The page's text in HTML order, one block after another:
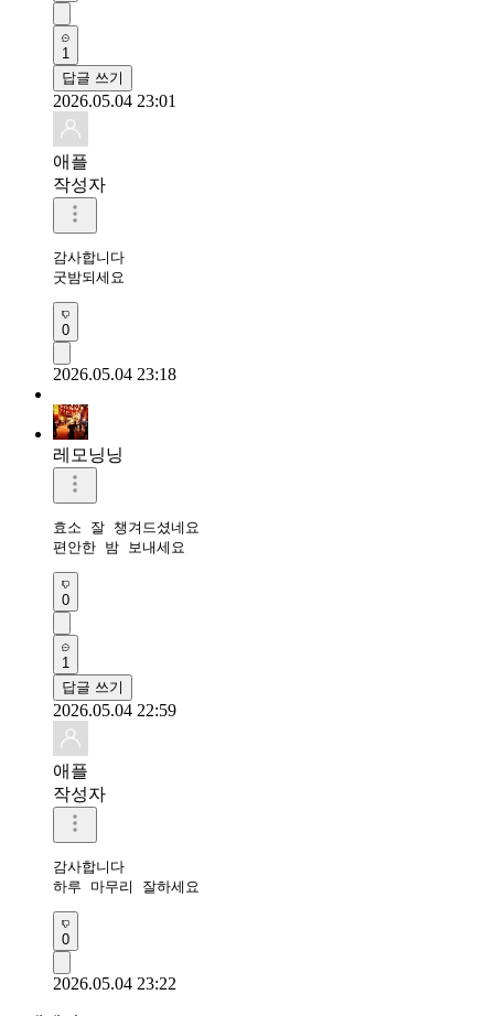
1
답글 쓰기
2026.05.04 23:01
애플
작성자
감사합니다
굿밤되세요
0
2026.05.04 23:18
레모닝닝
효소 잘 챙겨드셨네요
편안한 밤 보내세요
0
1
답글 쓰기
2026.05.04 22:59
애플
작성자
감사합니다
하루 마무리 잘하세요
0
2026.05.04 23:22